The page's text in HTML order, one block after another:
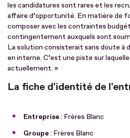
les candidatures sont rares et les
affaire d’opportunité. En matière de
composer avec les contraintes
contingentement auxquels sont
La solution consisterait sans doute à
en interne. C’est une piste sur
actuellement. »
La fiche d'identité de
Entreprise: Frères Blanc
Groupe: Frères Blanc